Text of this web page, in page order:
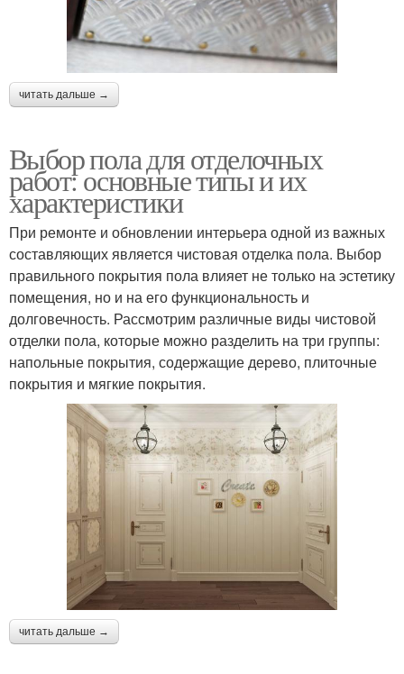
читать дальше →
Выбор пола для отделочных
работ: основные типы и их
характеристики
При ремонте и обновлении интерьера одной из важных
составляющих является чистовая отделка пола. Выбор
правильного покрытия пола влияет не только на эстетику
помещения, но и на его функциональность и
долговечность. Рассмотрим различные виды чистовой
отделки пола, которые можно разделить на три группы:
напольные покрытия, содержащие дерево, плиточные
покрытия и мягкие покрытия.
читать дальше →